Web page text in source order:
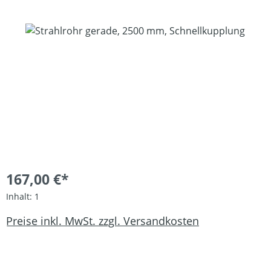
Bildergalerie überspringen
167,00 €*
Inhalt: 1
Preise inkl. MwSt. zzgl. Versandkosten